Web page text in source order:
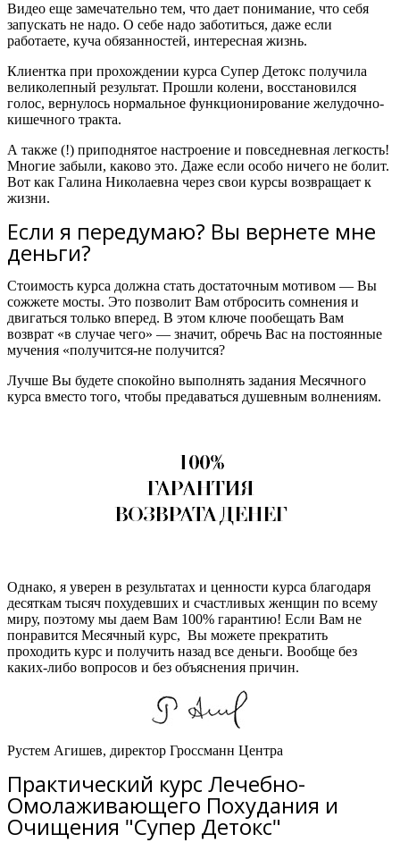
Видео еще замечательно тем, что дает понимание, что себя
запускать не надо. О себе надо заботиться, даже если
работаете, куча обязанностей, интересная жизнь.
Клиентка при прохождении курса Супер Детокс получила
великолепный результат. Прошли колени, восстановился
голос, вернулось нормальное функционирование желудочно-
кишечного тракта.
А также (!) приподнятое настроение и повседневная легкость!
Многие забыли, каково это. Даже если особо ничего не болит.
Вот как Галина Николаевна через свои курсы возвращает к
жизни.
Если я передумаю? Вы вернете мне
деньги?
Стоимость курса должна стать достаточным мотивом — Вы
сожжете мосты. Это позволит Вам отбросить сомнения и
двигаться только вперед. В этом ключе пообещать Вам
возврат «в случае чего» — значит, обречь Вас на постоянные
мучения «получится-не получится?
Лучше Вы будете спокойно выполнять задания Месячного
курса вместо того, чтобы предаваться душевным волнениям.
Однако, я уверен в результатах и ценности курса благодаря
десяткам тысяч похудевших и счастливых женщин по всему
миру, поэтому мы даем Вам 100% гарантию! Если Вам не
понравится Месячный курс, Вы можете прекратить
проходить курс и получить назад все деньги. Вообще без
каких-либо вопросов и без объяснения причин.
Рустем Агишев, директор Гроссманн Центра
Практический курс Лечебно-
Омолаживающего Похудания и
Очищения "Супер Детокс"